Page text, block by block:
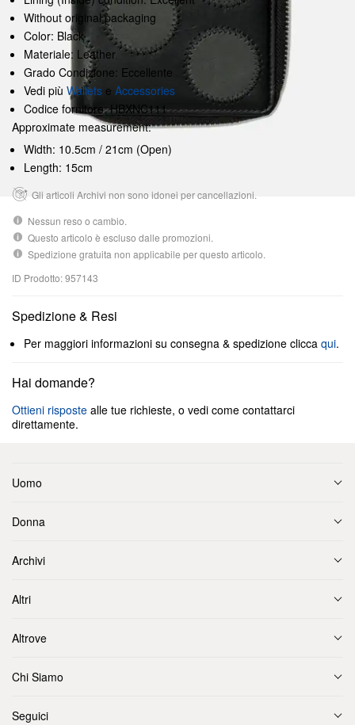
Without original packaging
Color: Black
Materiale: Leather
Grado Condizione: Eccellente
Vedi più Wallets e Accessories
Codice fornitore: HBXNC111
Approximate measurement:
Width: 10.5cm / 21cm (Open)
Length: 15cm
Gli articoli Archivi non sono idonei per cancellazioni.
Nessun reso o cambio.
Questo articolo è escluso dalle promozioni.
Spedizione gratuita non applicabile per questo articolo.
ID Prodotto: 957143
Spedizione & Resi
Per maggiori informazioni su consegna & spedizione clicca qui.
Hai domande?
Ottieni risposte alle tue richieste, o vedi come contattarci
direttamente.
Uomo
Donna
Archivi
Altri
Altrove
Chi Siamo
Seguici